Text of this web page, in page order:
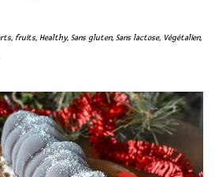
, fruits, Healthy, Sans gluten, Sans lactose, Végétalien,